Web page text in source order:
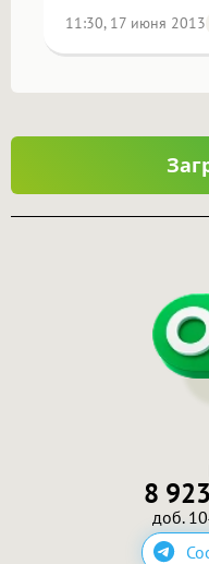
11:30, 17 июня 2013
8
доб.